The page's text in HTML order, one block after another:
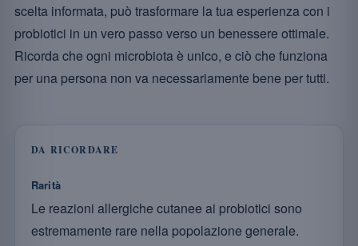
scelta informata, può trasformare la tua esperienza con i
probiotici in un vero passo verso un benessere ottimale.
Ricorda che ogni microbiota è unico, e ciò che funziona
per una persona non va necessariamente bene per tutti.
DA RICORDARE
Rarità
Le reazioni allergiche cutanee ai probiotici sono
estremamente rare nella popolazione generale.